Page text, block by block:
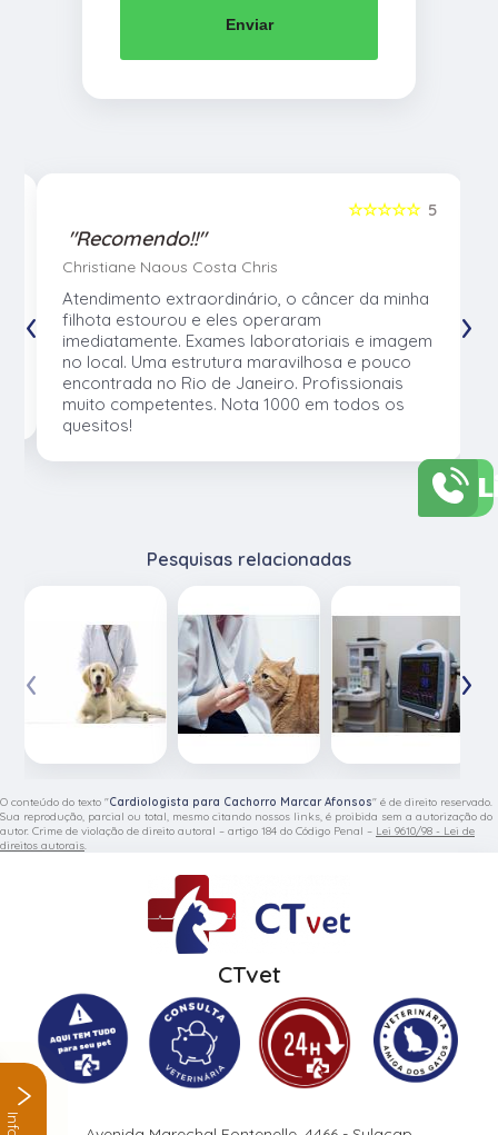
Enviar
5
☆☆☆☆☆
"Recomendo!!"
Christiane Naous Costa Chris
Atendimento extraordinário, o câncer da minha
filhota estourou e eles operaram
imediatamente. Exames laboratoriais e imagem
no local. Uma estrutura maravilhosa e pouco
encontrada no Rio de Janeiro. Profissionais
muito competentes. Nota 1000 em todos os
quesitos!
‹ ›
Pesquisas relacionadas
‹ ›
O conteúdo do texto "Cardiologista para Cachorro Marcar Afonsos" é de direito reservado.
Sua reprodução, parcial ou total, mesmo citando nossos links, é proibida sem a autorização do
autor. Crime de violação de direito autoral – artigo 184 do Código Penal – Lei 9610/98 - Lei de
direitos autorais.
CTvet